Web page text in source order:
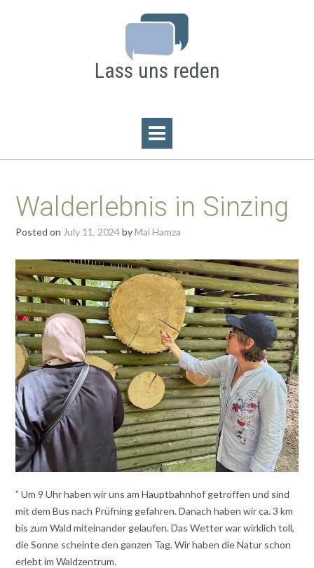
Lass uns reden
Walderlebnis in Sinzing
Posted on July 11, 2024byMai Hamza
” Um 9 Uhr haben wir uns am Hauptbahnhof getroffen und sind
mit dem Bus nach Prüfning gefahren. Danach haben wir ca. 3 km
bis zum Wald miteinander gelaufen. Das Wetter war wirklich toll,
die Sonne scheinte den ganzen Tag. Wir haben die Natur schon
erlebt im Waldzentrum.